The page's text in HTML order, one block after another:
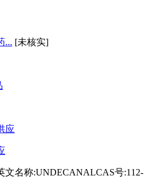
... [未核实]
文名称:UNDECANALCAS号:112-